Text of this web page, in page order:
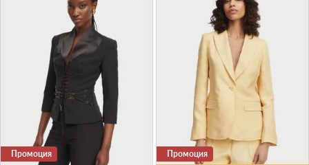
Промоция Промоция